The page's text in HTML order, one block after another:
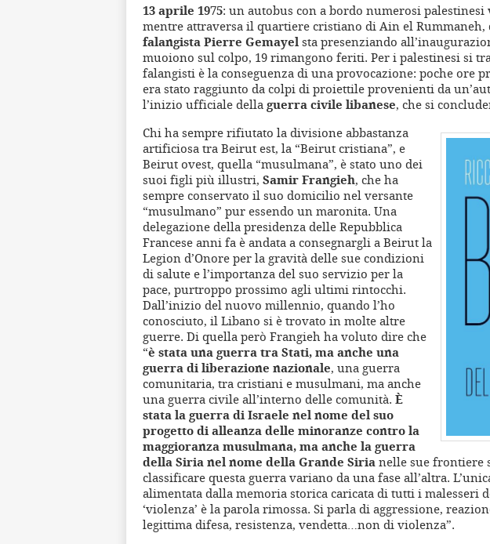
13 aprile 1975: un autobus con a bordo numerosi
mentre attraversa il quartiere cristiano di Ain el Rummaneh,
falangista Pierre Gemayel sta presenziando
muoiono sul colpo, 19 rimangono feriti. Per i palestinesi si
falangisti è la conseguenza di una provocazione: poche ore
era stato raggiunto da colpi di proiettile provenienti da
l’inizio ufficiale della guerra civile libanese, che si
Chi ha sempre rifiutato la divisione abbastanza
artificiosa tra Beirut est, la “Beirut cristiana”, e
Beirut ovest, quella “musulmana”, è stato uno dei
suoi figli più illustri, Samir Frangieh, che ha
sempre conservato il suo domicilio nel versante
“musulmano” pur essendo un maronita. Una
delegazione della presidenza delle Repubblica
Francese anni fa è andata a consegnargli a Beirut la
Legion d’Onore per la gravità delle sue condizioni
di salute e l’importanza del suo servizio per la
pace, purtroppo prossimo agli ultimi rintocchi.
Dall’inizio del nuovo millennio, quando l’ho
conosciuto, il Libano si è trovato in molte altre
guerre. Di quella però Frangieh ha voluto dire che
“è stata una guerra tra Stati, ma anche una
guerra di liberazione nazionale, una guerra
comunitaria, tra cristiani e musulmani, ma anche
una guerra civile all’interno delle comunità. È
stata la guerra di Israele nel nome del suo
progetto di alleanza delle minoranze contro la
maggioranza musulmana, ma anche la guerra
della Siria nel nome della Grande Siria nelle sue frontiere
classificare questa guerra variano da una fase all’altra.
alimentata dalla memoria storica caricata di tutti i malesseri
‘violenza’ è la parola rimossa. Si parla di aggressione,
legittima difesa, resistenza, vendetta…non di violenza”.